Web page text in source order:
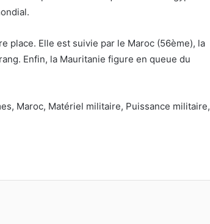
place. Elle est suivie par le Maroc (56ème), la
Enfin, la Mauritanie figure en queue du
Maroc, Matériel militaire, Puissance militaire,